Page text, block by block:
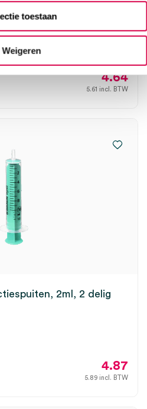
toestaan
Weigeren
met
4.64
5.61 incl. BTW
2ml, 2 delig
4.87
5.89 incl. BTW